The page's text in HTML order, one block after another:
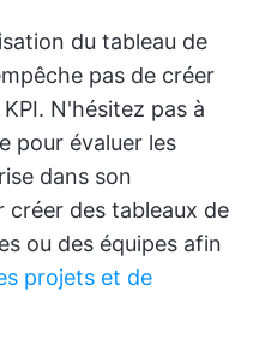
du tableau de
pas de créer
N'hésitez pas à
pour évaluer les
dans son
créer des tableaux de
ou des équipes afin
projets et de